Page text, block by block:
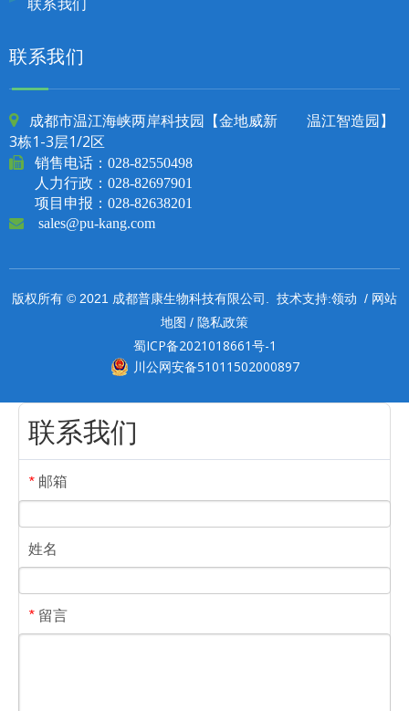
联系我们

成都市温江海峡两岸科技园【金地威新 温江智造园】
3栋1-3层1/2区
 销售电话： 028-82550498
人力行政：028-82697901
项目申报：028-82638201
 sales@pu-kang.com
版权所有 © 2021 成都普康生物科技有限公司. 技术支持:领动 / 网站
地图 / 隐私政策
蜀ICP备2021018661号-1
川公网安备51011502000897
联系我们
* 邮箱
姓名
* 留言